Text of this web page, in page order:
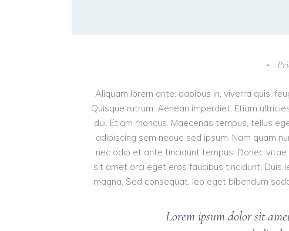
Aliquam lorem ante, dapibus in, viverra quis,
Quisque rutrum. Aenean imperdiet. Etiam
dui. Etiam rhoncus. Maecenas tempus, tellus
adipiscing sem neque sed ipsum. Nam quam
nec odio et ante tincidunt tempus. Donec
sit amet orci eget eros faucibus tincidunt. Duis
magna. Sed consequat, leo eget bibendum
Lorem ipsum dolor sit